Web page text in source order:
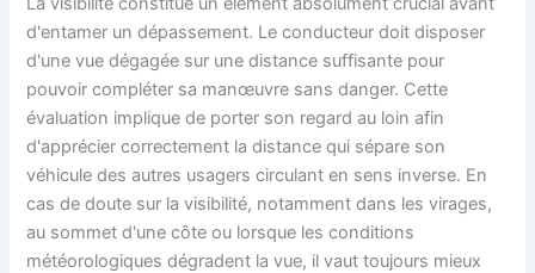
d'entamer un dépassement. Le conducteur doit disposer
d'une vue dégagée sur une distance suffisante pour
pouvoir compléter sa manœuvre sans danger. Cette
évaluation implique de porter son regard au loin afin
d'apprécier correctement la distance qui sépare son
véhicule des autres usagers circulant en sens inverse. En
cas de doute sur la visibilité, notamment dans les virages,
au sommet d'une côte ou lorsque les conditions
météorologiques dégradent la vue, il vaut toujours mieux